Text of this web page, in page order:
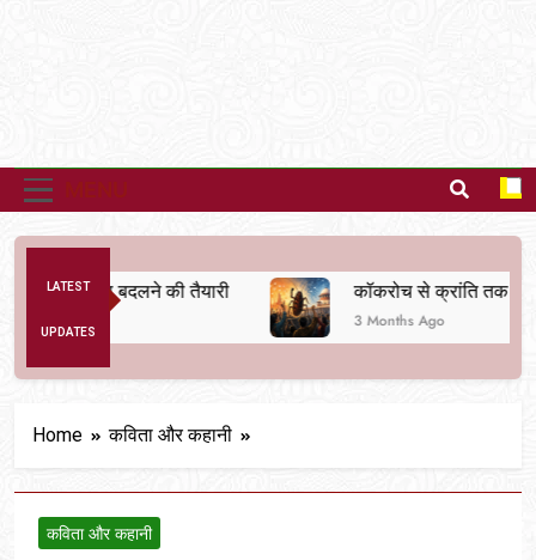
LATEST
UPDATES
व्यवस्था बदलने की तैयारी कॉकरोच से क्रांति तक
3 Months Ago
Home कविता और कहानी
कविता और कहानी